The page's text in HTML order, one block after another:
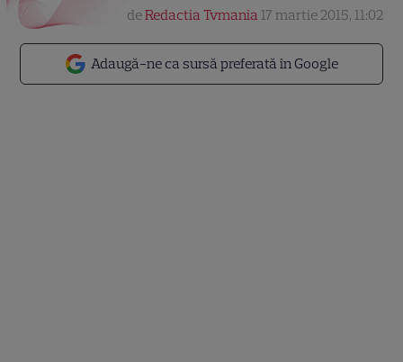
Adaugă-ne ca sursă preferată în Google
deRedactia Tvmania 17 martie 2015, 11:02